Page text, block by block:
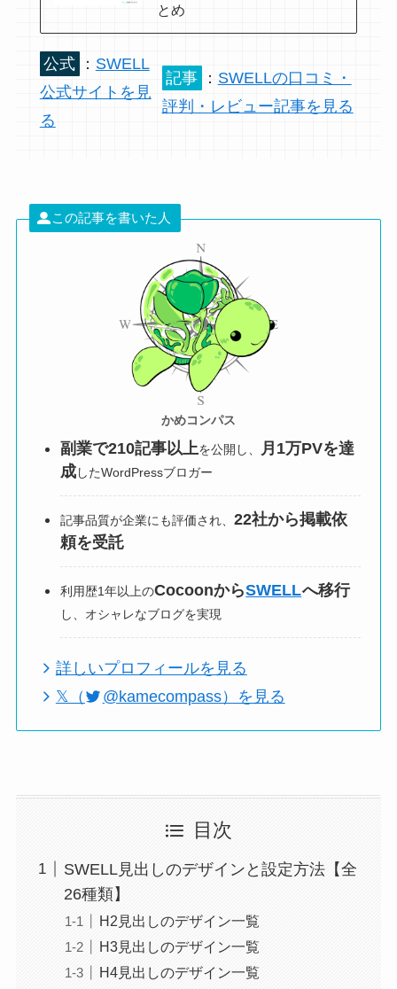
とめ
公式 ： SWELL
公式サイトを見
る
記事 ： SWELLの口コミ・
評判・レビュー記事を見る
この記事を書いた人
かめコンパス
副業で210記事以上を公開し、
月1万PVを達
成したWordPressブロガー
記事品質が企業にも評価され、22社から掲載依
頼を受託
利用歴1年以上のCocoonからSWELLへ移行
し、オシャレなブログを実現
詳しいプロフィールを見る
𝕏（
@kamecompass）を見る
目次
SWELL見出しのデザインと設定方法【全
26種類】
H2見出しのデザイン一覧
H3見出しのデザイン一覧
H4見出しのデザイン一覧